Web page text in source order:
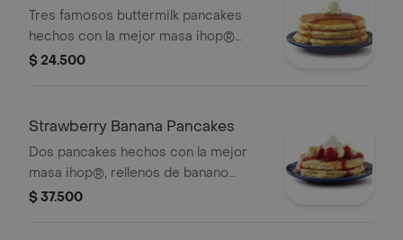
Tres famosos buttermilk pancakes
hechos con la mejor masa ihop®
acompañados de syrup de la casa
$ 24.500
Strawberry Banana Pancakes
Dos pancakes hechos con la mejor
masa ihop®, rellenos de banano
acompañados de compota de fresa,
$ 37.500